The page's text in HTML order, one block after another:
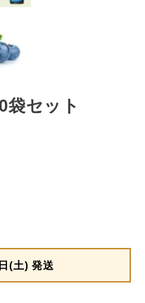
袋セット
(土) 発送